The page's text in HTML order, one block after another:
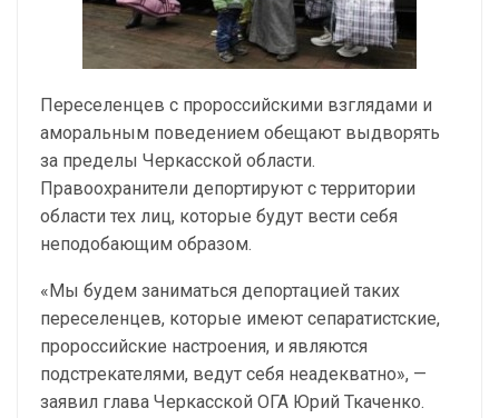
Переселенцев с пророссийскими взглядами и
аморальным поведением обещают выдворять
за пределы Черкасской области.
Правоохранители депортируют с территории
области тех лиц, которые будут вести себя
неподобающим образом.
«Мы будем заниматься депортацией таких
переселенцев, которые имеют сепаратистские,
пророссийские настроения, и являются
подстрекателями, ведут себя неадекватно», —
заявил глава Черкасской ОГА Юрий Ткаченко.